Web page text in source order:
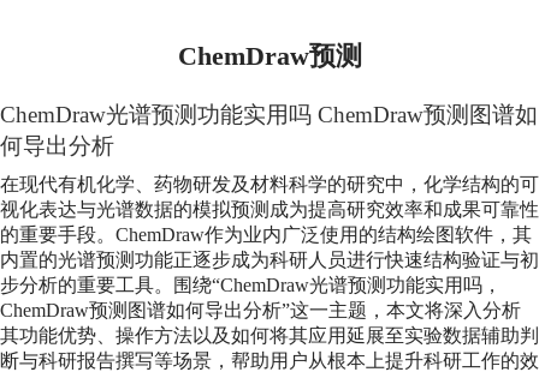
ChemDraw预测
ChemDraw光谱预测功能实用吗 ChemDraw预测 图谱如
何导出分析
在现代有机化学、药物研发及材料科学的研究中，化学结构的可
视化表达与光谱数据的模拟预测成为提高研究效率和成果可靠性
的重要手段。ChemDraw作为业内广泛使用的结构绘图软件，其
内置的光谱预测功能正逐步成为科研人员进行快速结构验证与初
步分析的重要工具。围绕“ChemDraw光谱预测功能实用吗，
ChemDraw预测 图谱如何导出分析”这一主题，本文将深入分析
其功能优势、操作方法以及如何将其应用延展至实验数据辅助判
断与科研报告撰写等场景，帮助用户从根本上提升科研工作的效